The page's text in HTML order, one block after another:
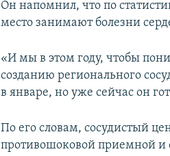
Он напомнил, что по
место занимают болезни
«И мы в этом году, чтобы
созданию регионального
в январе, но уже сейчас он
По его словам, сосудистый
противошоковой приемной и